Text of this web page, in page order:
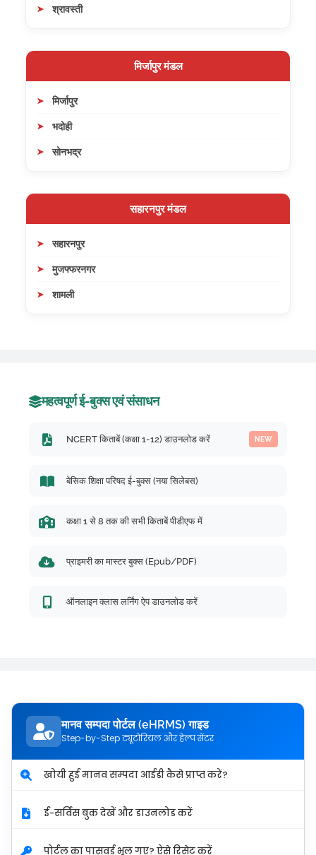
श्रावस्ती
मिर्जापुर मंडल
मिर्जापुर
भदोही
सोनभद्र
सहारनपुर मंडल
सहारनपुर
मुजफ्फरनगर
शामली
महत्वपूर्ण ई-बुक्स एवं संसाधन
NCERT किताबें (कक्षा 1-12) डाउनलोड करें NEW
बेसिक शिक्षा परिषद ई-बुक्स (नया सिलेबस)
कक्षा 1 से 8 तक की सभी किताबें पीडीएफ में
प्राइमरी का मास्टर बुक्स (Epub/PDF)
ऑनलाइन क्लास लर्निंग ऐप डाउनलोड करें
मानव सम्पदा पोर्टल (eHRMS) गाइड
Step-by-Step ट्यूटोरियल और हेल्प सेंटर
खोयी हुई मानव सम्पदा आईडी कैसे प्राप्त करें?
ई-सर्विस बुक देखें और डाउनलोड करें
पोर्टल का पासवर्ड भूल गए? ऐसे रिसेट करें